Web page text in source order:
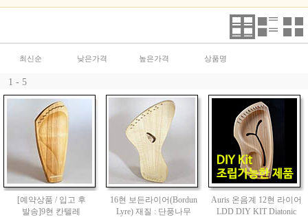
최신순 낮은가격 높은가격 상품명
1 - 5
[예약상품 / 입고 후
발송]9현 칸텔레
16현 보든라이어(Bordun
Lyre) 재질 : 단풍나무
Auris 온음계 12현 라이어
LDD DIY KIT Diatonic